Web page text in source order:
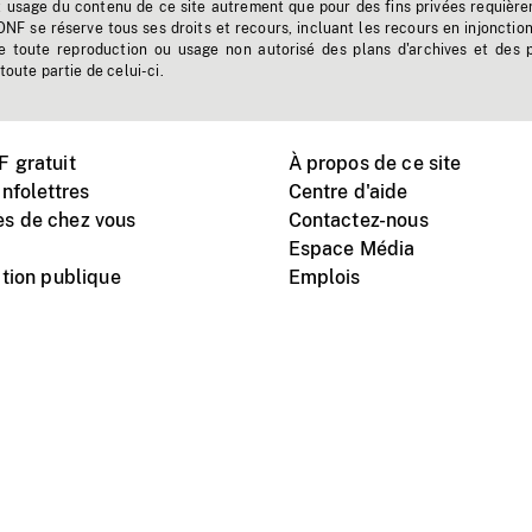
du contenu de ce site autrement que pour des fins privées
se réserve tous ses droits et recours, incluant les recours en
toute reproduction ou usage non autorisé des plans d'archives et des
partie de celui-ci.
gratuit
de chez vous
publique
À propos de ce site
Centre d'aide
Contactez-nous
Espace Média
Emplois